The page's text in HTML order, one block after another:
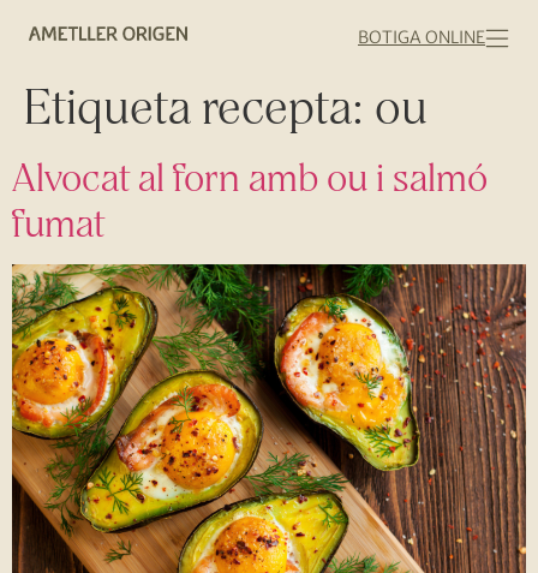
BOTIGA ONLINE
Etiqueta recepta: ou
Alvocat al forn amb ou i salmó
fumat